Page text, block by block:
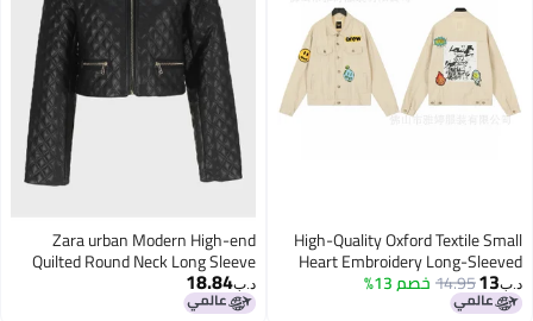
High-Quality Oxford Textile
Heart Embroidery Long-
Shirt For Men And Women
Simple Basic Loose
13
14.95خصم 13%
Zara urban Modern High-end
Quilted Round Neck Long Sleeve
Zip-up Short Casual Jacket
18.84